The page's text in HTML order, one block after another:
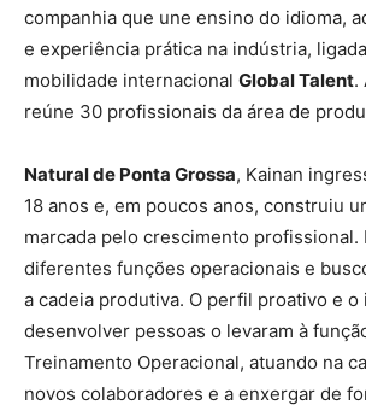
companhia que une ensino do idioma,
e experiência prática na indústria,
mobilidade internacional Global Talent.
reúne 30 profissionais da área de
Natural de Ponta Grossa, Kainan
18 anos e, em poucos anos, construiu
marcada pelo crescimento profissional.
diferentes funções operacionais e
a cadeia produtiva. O perfil proativo e o
desenvolver pessoas o levaram à
Treinamento Operacional, atuando na
novos colaboradores e a enxergar de